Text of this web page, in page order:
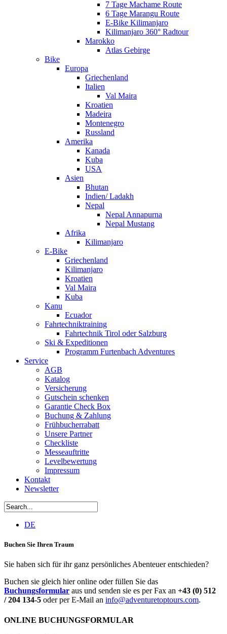
7 Tage Machame Route
6 Tage Marangu Route
E-Bike Kilimanjaro
Kilimanjaro 360° Radtour
Marokko
Atlas Gebirge
Bike
Europa
Griechenland
Italien
Val Maira
Kroatien
Madeira
Montenegro
Russland
Amerika
Kanada
Kuba
USA
Asien
Bhutan
Indien/ Ladakh
Nepal
Nepal Annapurna
Nepal Mustang
Afrika
Kilimanjaro
E-Bike
Griechenland
Kilimanjaro
Kroatien
Val Maira
Kuba
Kanu
Ecuador
Fahrtechniktraining
Fahrtechnik Tirol oder Salzburg
Ski & Expeditionen
Programm Furtenbach Adventures
Service
AGB
Katalog
Versicherung
Gutschein schenken
Garantie Check Box
Buchung & Zahlung
Frühbucherrabatt
Unsere Partner
Checkliste
Messeauftritte
Levelbewertung
Impressum
Kontakt
Newsletter
DE
Buchen Sie Ihren Traum
Sie haben sich für ihr ganz persönliches Abenteuer entschieden?
Buchen sie gleich hier online oder füllen Sie das
Buchungsformular aus und senden sie es per Fax an +43 (0) 512
/ 204 134-5 oder per E-Mail an info@adventuretoptours.com.
ONLINE BUCHUNGSFORMULAR